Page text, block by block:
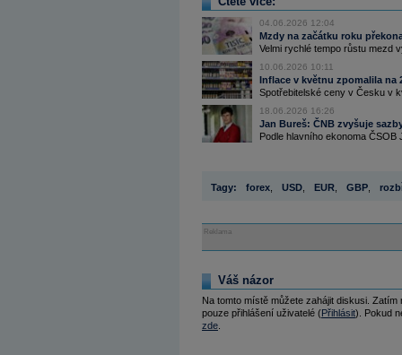
04.06.2026 12:04
Mzdy na začátku roku
Velmi rychlé tempo růstu mezd
10.06.2026 10:11
Inflace v květnu zpomalila na
Spotřebitelské ceny v Česku v
18.06.2026 16:26
Jan Bureš: ČNB zvyšuje
Podle hlavního ekonoma
Tagy: forex USD EUR GBP
Reklama
Váš názor
Na tomto místě můžete zahájit diskusi.
pouze přihlášení uživatelé (Přihlásit). Pokud
zde